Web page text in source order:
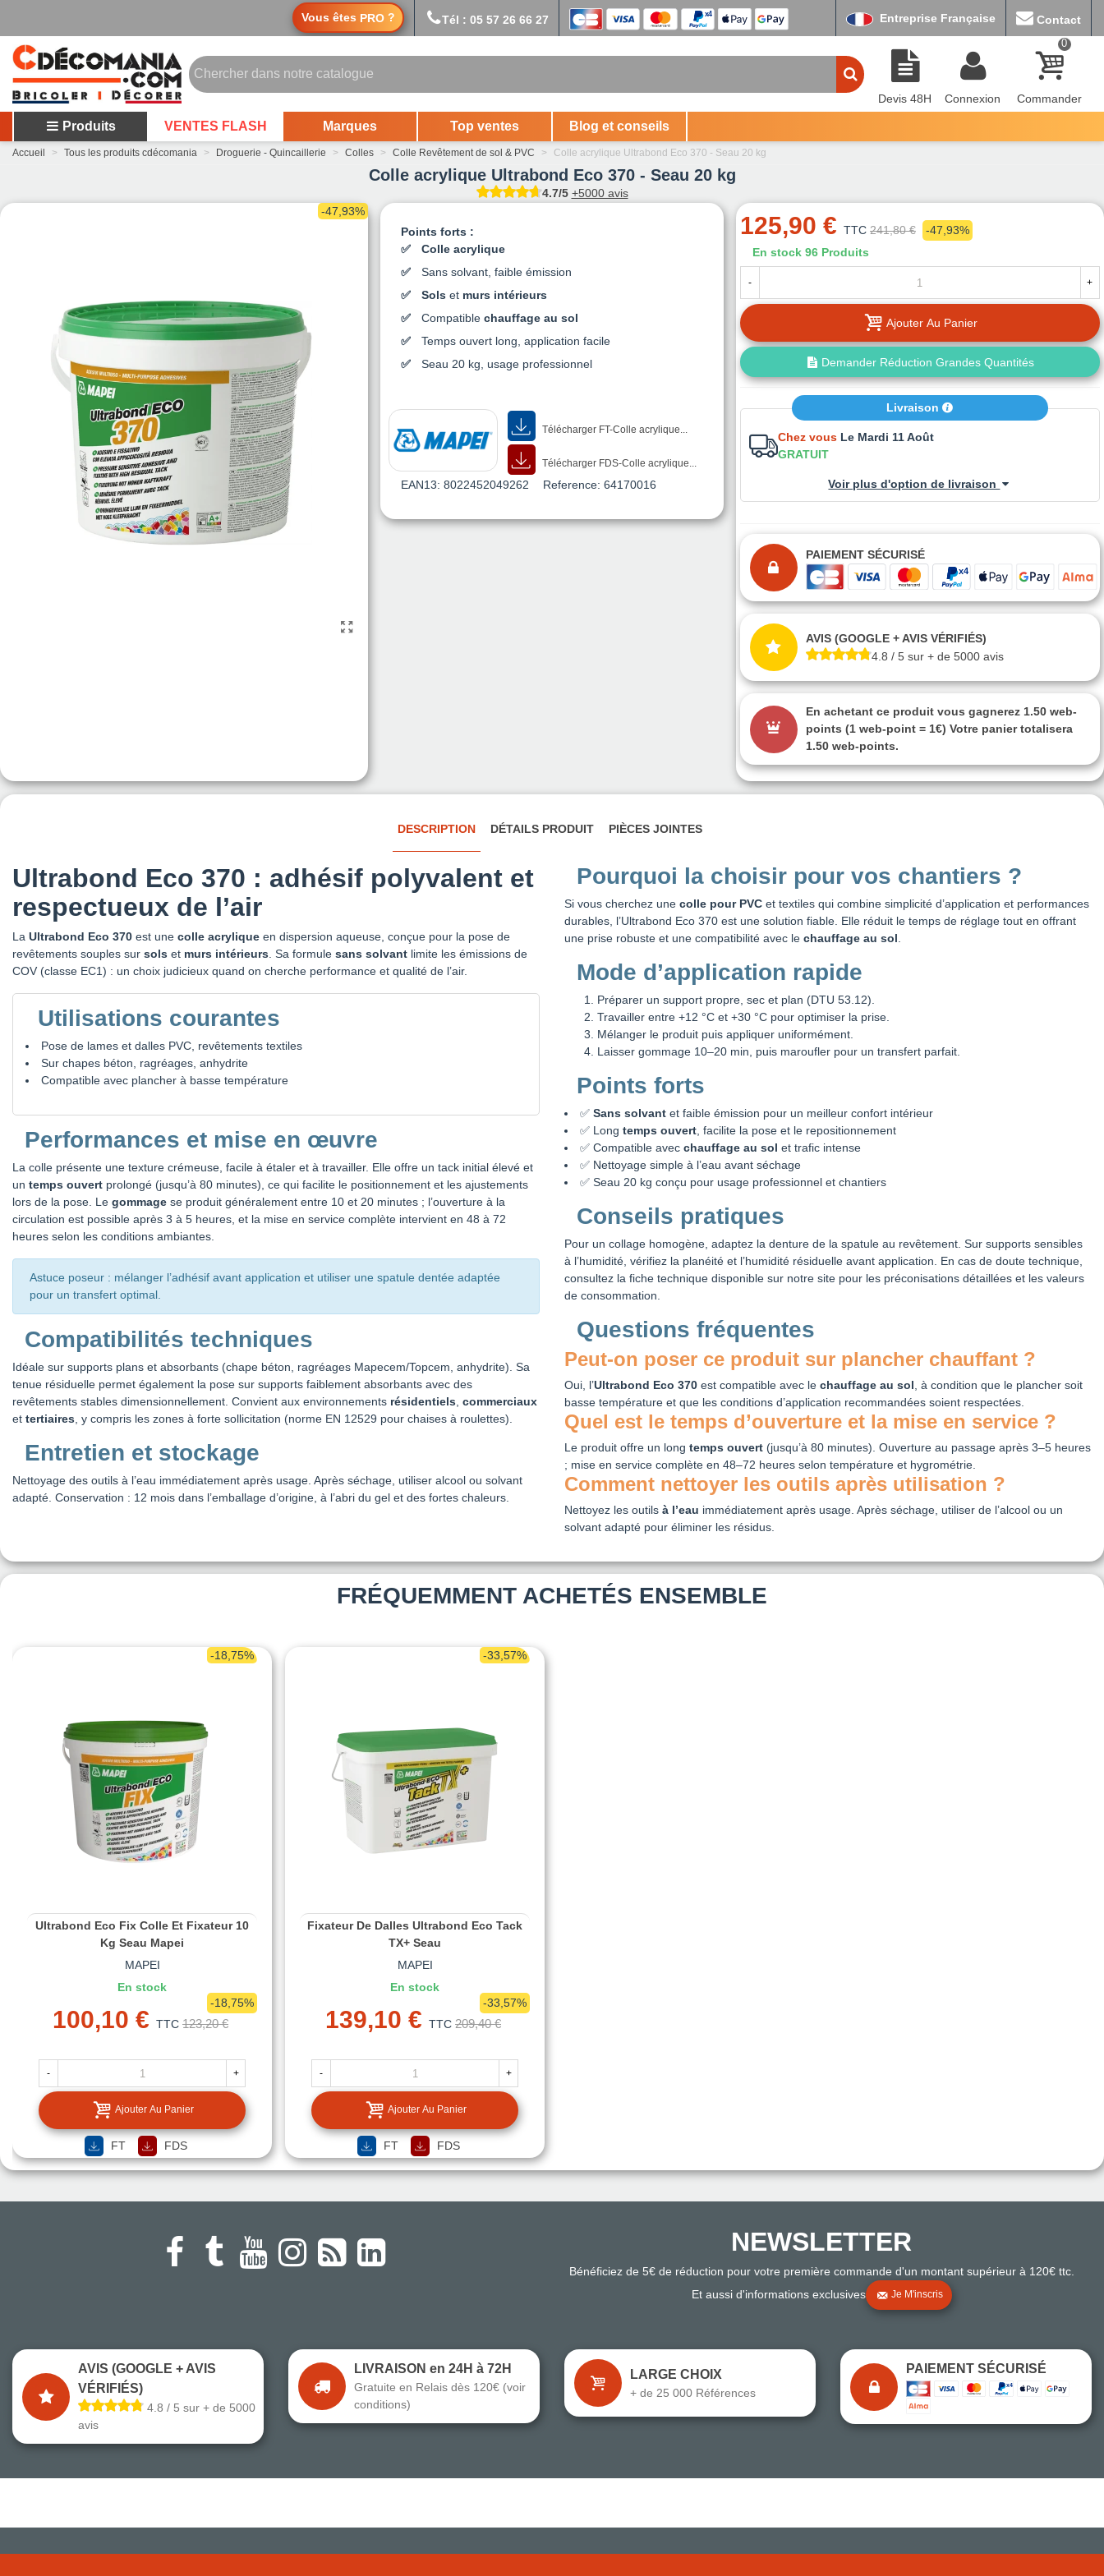
Vous êtes PRO ? Tél : 05 57 26 66 27 Entreprise Française Contact
Devis 48H Connexion
0
Commander
Produits VENTES FLASH Marques Top ventes Blog et conseils
Accueil > Tous les produits cdécomania > Droguerie - Quincaillerie > Colles > Colle Revêtement de sol & PVC > Colle acrylique Ultrabond Eco 370 - Seau 20 kg
Colle acrylique Ultrabond Eco 370 - Seau 20 kg
4.7/5 +5000 avis
-47,93%
Points forts :
Colle acrylique
Sans solvant, faible émission
Solset murs intérieurs
Compatible chauffage au sol
Temps ouvert long, application facile
Seau 20 kg, usage professionnel
Télécharger FT-Colle acrylique...
Télécharger FDS-Colle acrylique...
EAN13: 8022452049262 Reference: 64170016
125,90 € TTC 241,80 €
-47,93%
En stock 96 Produits
- +
Ajouter Au Panier
Demander Réduction Grandes Quantités
Livraison
Chez vous Le Mardi 11 Août
GRATUIT
Voir plus d'option de livraison
PAIEMENT SÉCURISÉ
AVIS (GOOGLE + AVIS VÉRIFIÉS)
4.8 / 5 sur + de 5000 avis
En achetant ce produit vous gagnerez 1.50 web-
points (1 web-point = 1€) Votre panier totalisera
1.50 web-points.
DESCRIPTION DÉTAILS PRODUIT PIÈCES JOINTES
Ultrabond Eco 370 : adhésif polyvalent et
respectueux de l’air
La Ultrabond Eco 370 est une colle acrylique en dispersion aqueuse, conçue pour la pose de
revêtements souples sur sols et murs intérieurs. Sa formule sans solvant limite les émissions de
COV (classe EC1) : un choix judicieux quand on cherche performance et qualité de l’air.
Utilisations courantes
Pose de lames et dalles PVC, revêtements textiles
Sur chapes béton, ragréages, anhydrite
Compatible avec plancher à basse température
Performances et mise en œuvre
La colle présente une texture crémeuse, facile à étaler et à travailler. Elle offre un tack initial élevé et
un temps ouvert prolongé (jusqu’à 80 minutes), ce qui facilite le positionnement et les ajustements
lors de la pose. Le gommage se produit généralement entre 10 et 20 minutes ; l’ouverture à la
circulation est possible après 3 à 5 heures, et la mise en service complète intervient en 48 à 72
heures selon les conditions ambiantes.
Astuce poseur : mélanger l’adhésif avant application et utiliser une spatule dentée adaptée
pour un transfert optimal.
Compatibilités techniques
Idéale sur supports plans et absorbants (chape béton, ragréages Mapecem/Topcem, anhydrite). Sa
tenue résiduelle permet également la pose sur supports faiblement absorbants avec des
revêtements stables dimensionnellement. Convient aux environnements résidentiels, commerciaux
et tertiaires, y compris les zones à forte sollicitation (norme EN 12529 pour chaises à roulettes).
Entretien et stockage
Nettoyage des outils à l’eau immédiatement après usage. Après séchage, utiliser alcool ou solvant
adapté. Conservation : 12 mois dans l’emballage d’origine, à l’abri du gel et des fortes chaleurs.
Pourquoi la choisir pour vos chantiers ?
Si vous cherchez une colle pour PVC et textiles qui combine simplicité d’application et performances
durables, l’Ultrabond Eco 370 est une solution fiable. Elle réduit le temps de réglage tout en offrant
une prise robuste et une compatibilité avec le chauffage au sol.
Mode d’application rapide
Préparer un support propre, sec et plan (DTU 53.12).
Travailler entre +12 °C et +30 °C pour optimiser la prise.
Mélanger le produit puis appliquer uniformément.
Laisser gommage 10–20 min, puis maroufler pour un transfert parfait.
Points forts
✅ Sans solvant et faible émission pour un meilleur confort intérieur
✅ Long temps ouvert, facilite la pose et le repositionnement
✅ Compatible avec chauffage au sol et trafic intense
✅ Nettoyage simple à l’eau avant séchage
✅ Seau 20 kg conçu pour usage professionnel et chantiers
Conseils pratiques
Pour un collage homogène, adaptez la denture de la spatule au revêtement. Sur supports sensibles
à l’humidité, vérifiez la planéité et l’humidité résiduelle avant application. En cas de doute technique,
consultez la fiche technique disponible sur notre site pour les préconisations détaillées et les valeurs
de consommation.
Questions fréquentes
Peut-on poser ce produit sur plancher chauffant ?
Oui, l’Ultrabond Eco 370 est compatible avec le chauffage au sol, à condition que le plancher soit
basse température et que les conditions d’application recommandées soient respectées.
Quel est le temps d’ouverture et la mise en service ?
Le produit offre un long temps ouvert (jusqu’à 80 minutes). Ouverture au passage après 3–5 heures
; mise en service complète en 48–72 heures selon température et hygrométrie.
Comment nettoyer les outils après utilisation ?
Nettoyez les outils à l’eau immédiatement après usage. Après séchage, utiliser de l’alcool ou un
solvant adapté pour éliminer les résidus.
FRÉQUEMMENT ACHETÉS ENSEMBLE
-18,75%
Ultrabond Eco Fix Colle Et Fixateur 10
Kg Seau Mapei
MAPEI
En stock
100,10 € TTC 123,20 €
-18,75%
- +
Ajouter Au Panier
FT FDS
-33,57%
Fixateur De Dalles Ultrabond Eco Tack
TX+ Seau
MAPEI
En stock
139,10 € TTC 209,40 €
-33,57%
- +
Ajouter Au Panier
FT FDS
● Exceptionnel
NEWSLETTER
Bénéficiez de 5€ de réduction pour votre première commande d'un montant supérieur à 120€ ttc.
Et aussi d'informations exclusives
Je M'inscris
AVIS (GOOGLE + AVIS
VÉRIFIÉS)
4.8 / 5 sur + de 5000
avis
LIVRAISON en 24H à 72H
Gratuite en Relais dès 120€ (voir
conditions)
LARGE CHOIX
+ de 25 000 Références
PAIEMENT SÉCURISÉ